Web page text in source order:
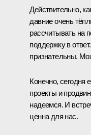
Действительно,
давние очень
рассчитывать на
поддержку в
признательны.
Конечно, сегодня
проекты и
надеемся. И
ценна для нас.